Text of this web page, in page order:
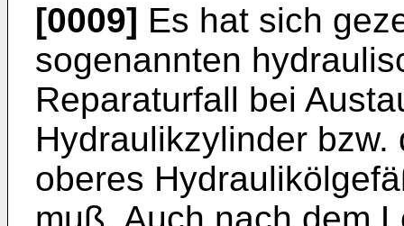
[0009] Es hat sich
sogenannten
Reparaturfall bei
Hydraulikzylinder
oberes